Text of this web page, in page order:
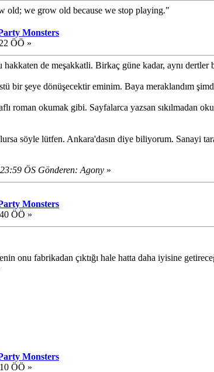
old; we grow old because we stop playing."
Monsters
ÖÖ »
hakkaten de meşakkatli. Birkaç güne kadar, aynı
bir şeye dönüşecektir eminim. Baya meraklandım
roman okumak gibi. Sayfalarca yazsan sıkılmadan
söyle lütfen. Ankara'dasın diye biliyorum. Sanayi
ÖS Gönderen: Agony »
Monsters
ÖÖ »
onu fabrikadan çıktığı hale hatta daha iyisine
Monsters
ÖÖ »